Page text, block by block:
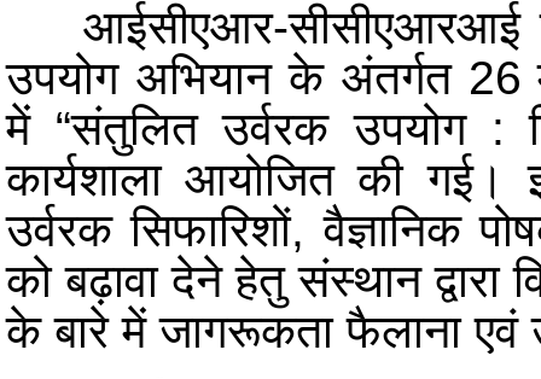
आईसीएआर-सीसीएआरआई
उपयोग अभियान के अंतर्गत
में “संतुलित उर्वरक उपयोग :
कार्यशाला आयोजित की गई।
उर्वरक सिफारिशों, वैज्ञानिक
को बढ़ावा देने हेतु संस्थान
के बारे में जागरूकता फैलाना एवं